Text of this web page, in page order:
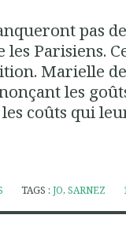
pas
Parisiens.
Marielle
les
coûts qui
TAGS : JO, SARNEZ